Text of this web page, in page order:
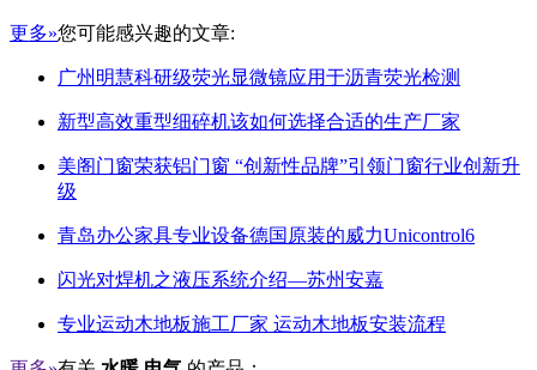
更多»您可能感兴趣的文章:
广州明慧科研级荧光显微镜应用于沥青荧光检测
新型高效重型细碎机该如何选择合适的生产厂家
美阁门窗荣获铝门窗 “创新性品牌”引领门窗行业创新升
级
青岛办公家具专业设备德国原装的威力Unicontrol6
闪光对焊机之液压系统介绍—苏州安嘉
专业运动木地板施工厂家 运动木地板安装流程